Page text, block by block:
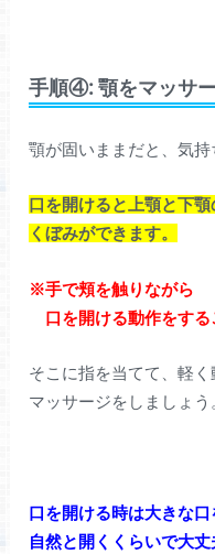
手順④: 顎をマッサ
顎が固いままだと、気持
口を開けると上顎と下
くぼみができます。
※手で頬を触りながら
口を開ける動作をする
そこに指を当てて、軽く
マッサージをしましょう
口を開ける時は大きな口
自然と開くくらいで大丈